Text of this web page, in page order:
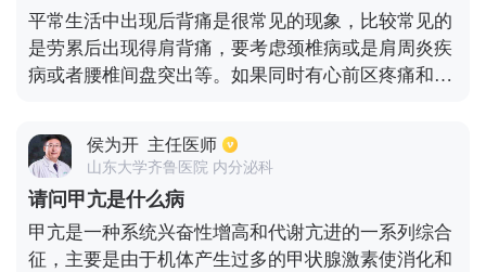
平常生活中出现后背痛是很常见的现象，比较常见的
是劳累后出现得肩背痛，要考虑颈椎病或是肩周炎疾
病或者腰椎间盘突出等。如果同时有心前区疼痛和肩
背痛、腹痛的情况，要考虑腹部的胆囊炎、胰腺炎等
放射性疼痛，这种情况需要及时完善心电图及腹部彩
超等检查明确诊断。
侯为开 主任医师
山东大学齐鲁医院 内分泌科
请问甲亢是什么病
甲亢是一种系统兴奋性增高和代谢亢进的一系列综合
征，主要是由于机体产生过多的甲状腺激素使消化和